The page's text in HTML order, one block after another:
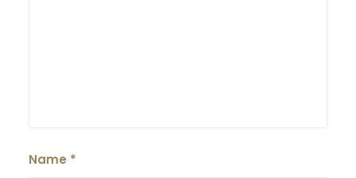
Name *